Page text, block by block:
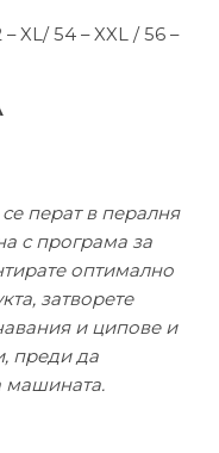
XL/ 54 – XXL / 56 –
перат в пералня
с програма за
оптимално
затворете
и ципове и
преди да
машината.